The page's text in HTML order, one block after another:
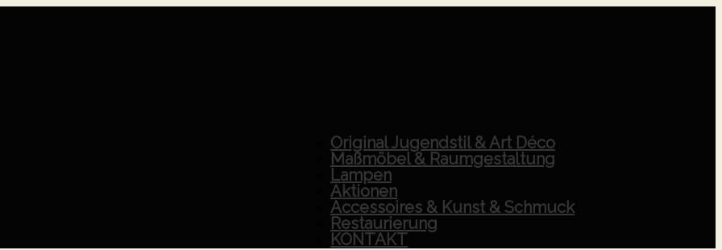
Original Jugendstil & Art Déco
Maßmöbel & Raumgestaltung
Lampen
Aktionen
Accessoires & Kunst & Schmuck
Restaurierung
KONTAKT